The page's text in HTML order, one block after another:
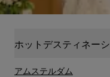
ホットデスティネー
アムステルダム